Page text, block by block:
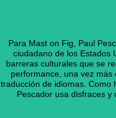
Para Mast on Fig, Paul
ciudadano de los Estados
barreras culturales que se
performance, una vez
traducción de idiomas. Como
Pescador usa disfraces